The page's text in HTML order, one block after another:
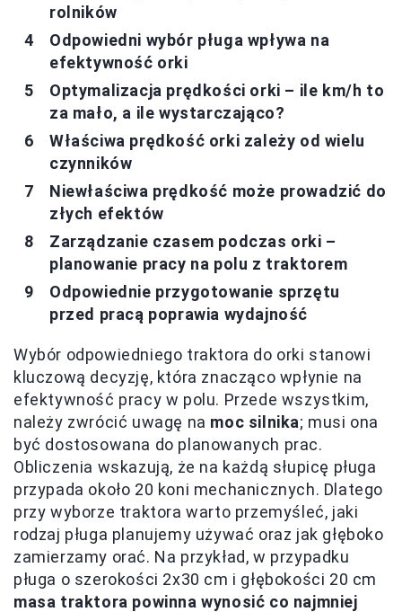
rolników
Odpowiedni wybór pługa wpływa na
efektywność orki
Optymalizacja prędkości orki – ile km/h to
za mało, a ile wystarczająco?
Właściwa prędkość orki zależy od wielu
czynników
Niewłaściwa prędkość może prowadzić do
złych efektów
Zarządzanie czasem podczas orki –
planowanie pracy na polu z traktorem
Odpowiednie przygotowanie sprzętu
przed pracą poprawia wydajność
Wybór odpowiedniego traktora do orki stanowi
kluczową decyzję, która znacząco wpłynie na
efektywność pracy w polu. Przede wszystkim,
należy zwrócić uwagę na moc silnika; musi ona
być dostosowana do planowanych prac.
Obliczenia wskazują, że na każdą słupicę pługa
przypada około 20 koni mechanicznych. Dlatego
przy wyborze traktora warto przemyśleć, jaki
rodzaj pługa planujemy używać oraz jak głęboko
zamierzamy orać. Na przykład, w przypadku
pługa o szerokości 2x30 cm i głębokości 20 cm
masa traktora powinna wynosić co najmniej